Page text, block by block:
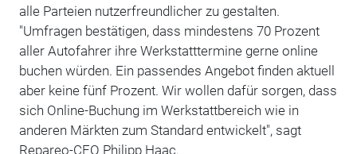
alle Parteien nutzerfreundlicher zu gestalten.
"Umfragen bestätigen, dass mindestens 70 Prozent
aller Autofahrer ihre Werkstatttermine gerne online
buchen würden. Ein passendes Angebot finden aktuell
aber keine fünf Prozent. Wir wollen dafür sorgen, dass
sich Online-Buchung im Werkstattbereich wie in
anderen Märkten zum Standard entwickelt", sagt
Repareo-CEO Philipp Haac.